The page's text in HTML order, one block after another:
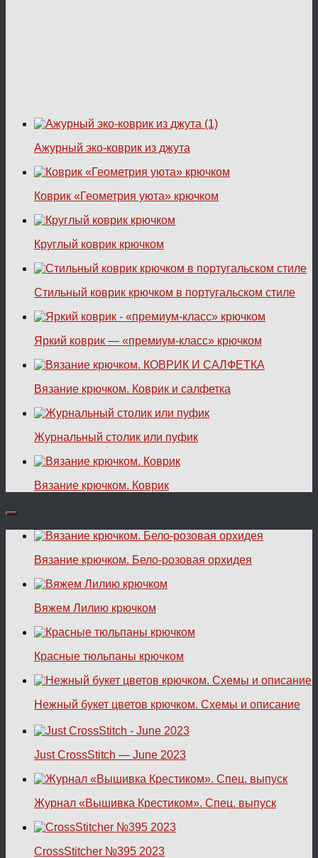
Ажурный эко-коврик из джута
Коврик «Геометрия уюта» крючком
Круглый коврик крючком
Стильный коврик крючком в португальском стиле
Яркий коврик — «премиум-класс» крючком
Вязание крючком. Коврик и салфетка
Журнальный столик или пуфик
Вязание крючком. Коврик
Вязание крючком. Бело-розовая орхидея
Вяжем Лилию крючком
Красные тюльпаны крючком
Нежный букет цветов крючком. Схемы и описание
Just CrossStitch — June 2023
Журнал «Вышивка Крестиком». Спец. выпуск
CrossStitcher №395 2023